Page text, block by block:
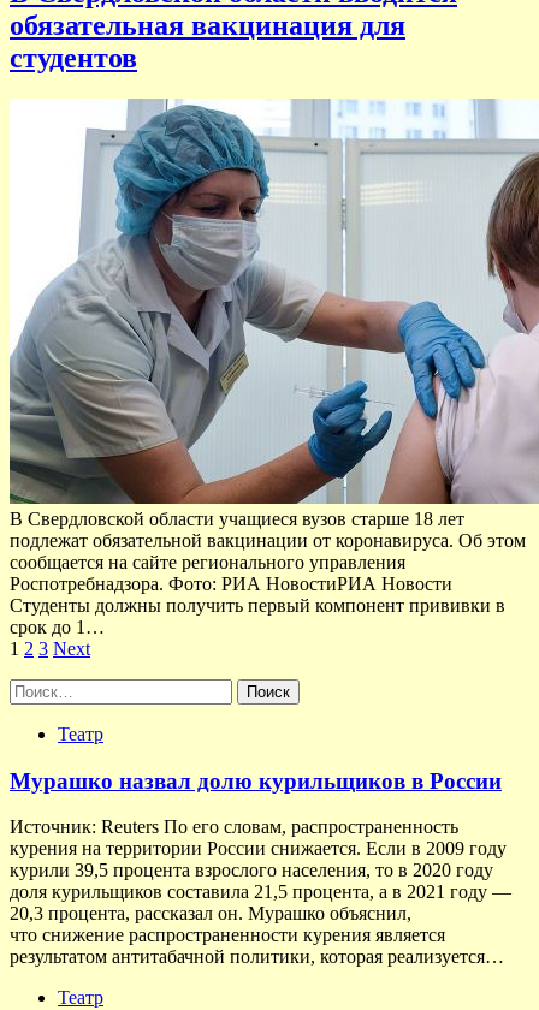
обязательная вакцинация для
студентов
В Свердловской области учащиеся вузов старше 18 лет
подлежат обязательной вакцинации от коронавируса. Об этом
сообщается на сайте регионального управления
Роспотребнадзора. Фото: РИА НовостиРИА Новости
Студенты должны получить первый компонент прививки в
срок до 1…
Пагинация
записей
1 2 3 Next
Найти:
Театр
Мурашко назвал долю курильщиков в России
Источник: Reuters По его словам, распространенность
курения на территории России снижается. Если в 2009 году
курили 39,5 процента взрослого населения, то в 2020 году
доля курильщиков составила 21,5 процента, а в 2021 году —
20,3 процента, рассказал он. Мурашко объяснил,
что снижение распространенности курения является
результатом антитабачной политики, которая реализуется…
Театр